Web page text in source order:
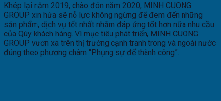
Khép lại năm 2019, chào đón năm 2020, MINH CUONG
GROUP xin hứa sẽ nỗ lực không ngừng để đem đến những
sản phẩm, dịch vụ tốt nhất nhằm đáp ứng tốt hơn nữa nhu cầu
của Qúy khách hàng. Vì mục tiêu phát triển, MINH CUONG
GROUP vươn xa trên thị trường cạnh tranh trong và ngoài nước
đúng theo phương châm “Phụng sự để thành công”.